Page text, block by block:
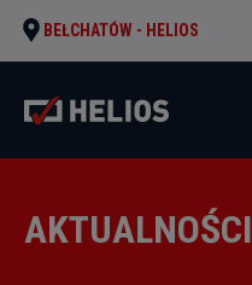
BEŁCHATÓW - HELIOS
AKTUALNOŚCI